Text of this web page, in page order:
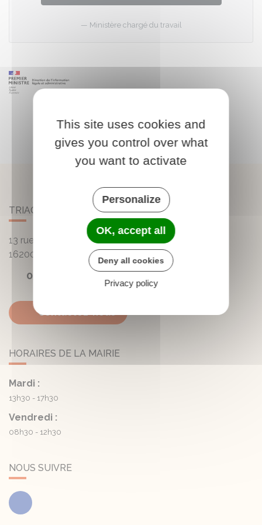
Ministère chargé du travail
TRIAC-LAUTRAIT
13 rue de la Mairie - Lautrait
16200
Triac-Lautrait
05 45 81 05 41
Contactez-nous
HORAIRES DE LA MAIRIE
Mardi :
13h30 - 17h30
Vendredi :
08h30 - 12h30
NOUS SUIVRE
Facebook
This site uses cookies and
gives you control over what
you want to activate
Personalize
OK, accept all
Deny all cookies
Privacy policy